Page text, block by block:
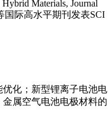
Materials, Journal
国际高水平期刊发表SCI
化；新型锂离子电池电
属空气电池电极材料的